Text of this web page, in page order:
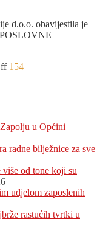
bez
vode
d.o.o. obavijestila je
on
vode
15h
154
u Općini
radne bilježnice za sve
od tone koji su
udjelom zaposlenih
rastućih tvrtki u